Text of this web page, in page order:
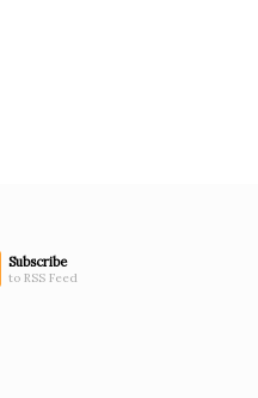
Subscribe
to RSS Feed